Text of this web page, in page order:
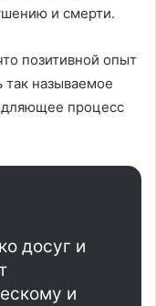
и смерти.
позитивной опыт
так называемое
процесс
досуг и
и